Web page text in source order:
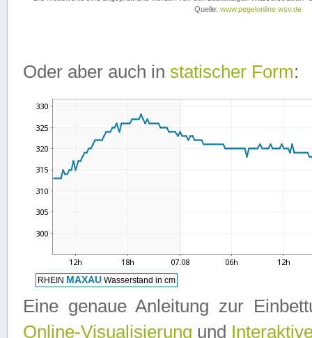
Oder aber auch in statischer Form:
Eine genaue Anleitung zur
Online-Visualisierung und